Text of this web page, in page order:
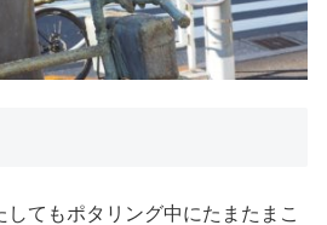
てもポタリング中にたまたまこ